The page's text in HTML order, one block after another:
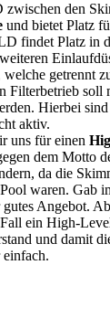
den
und bietet Platz
findet Platz in
welche getrennt
Filterbetrieb soll
Hierbei
aktiv.
uns für einen
dem Motto
da die
waren. Gab
Angebot.
ein High-
und damit